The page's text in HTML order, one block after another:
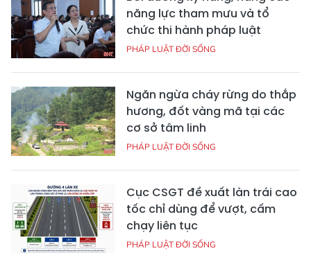
năng lực tham mưu và tổ
chức thi hành pháp luật
PHÁP LUẬT ĐỜI SỐNG
Ngăn ngừa cháy rừng do thắp
hương, đốt vàng mã tại các
cơ sở tâm linh
PHÁP LUẬT ĐỜI SỐNG
Cục CSGT đề xuất làn trái cao
tốc chỉ dùng để vượt, cấm
chạy liên tục
PHÁP LUẬT ĐỜI SỐNG